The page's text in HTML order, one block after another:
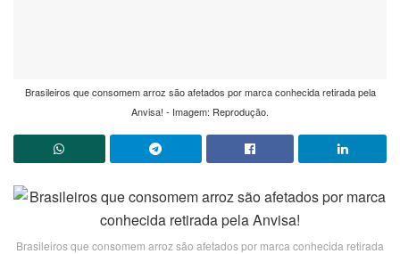
Brasileiros que consomem arroz são afetados por marca conhecida retirada pela
Anvisa! - Imagem: Reprodução.
Brasileiros que consomem arroz são afetados por marca conhecida retirada